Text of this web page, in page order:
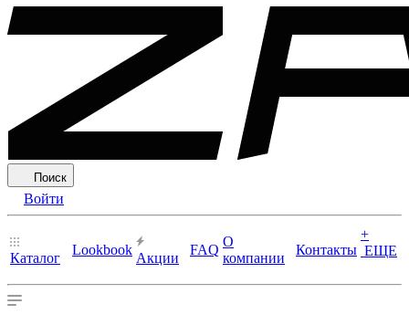
Поиск
Войти
Каталог
Lookbook
Акции
FAQ
О
компании
Контакты
+
ЕЩЕ